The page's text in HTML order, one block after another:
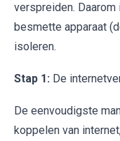
verspreiden.
besmette apparaat
isoleren.
Stap 1: De
De eenvoudigste
koppelen van